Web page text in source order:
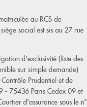
au RCS de
social est sis au 27 rue
d'exclusivité (liste des
sur simple demande)
Prudentiel et de
- 75436 Paris Cedex 09 et
d'assurance sous le n°